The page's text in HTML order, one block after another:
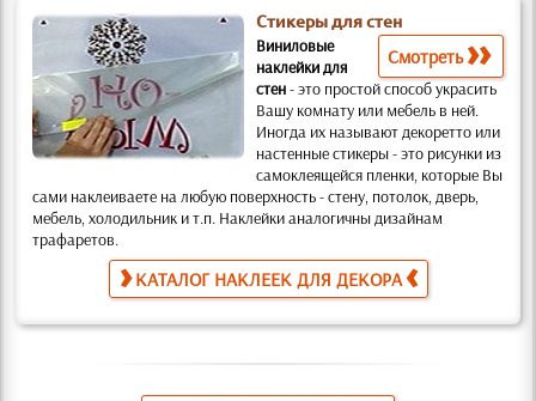
Стикеры для стен
Смотреть
Виниловые
наклейки для
стен-это простой способ украсить
Вашу комнату или мебель в ней.
Иногда их называют декоретто или
настенные стикеры -это рисунки из
самоклеящейся пленки, которые Вы
сами наклеиваете на любую поверхность- стену, потолок, дверь,
мебель, холодильник и т.п. Наклейки аналогичны дизайнам
трафаретов.
КАТАЛОГ НАКЛЕЕК ДЛЯ ДЕКОРА